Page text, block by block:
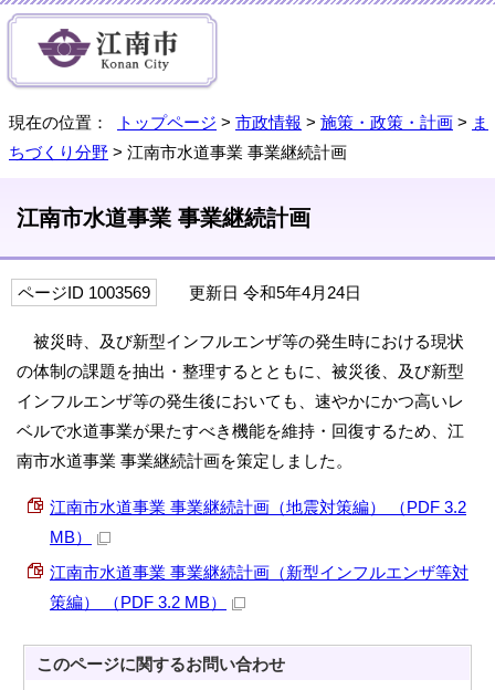
現在の位置： トップページ > 市政情報 > 施策・政策・計画 > ま
ちづくり分野 > 江南市水道事業 事業継続計画
江南市水道事業 事業継続計画
ページID 1003569 更新日 令和5年4月24日
被災時、及び新型インフルエンザ等の発生時における現状
の体制の課題を抽出・整理するとともに、被災後、及び新型
インフルエンザ等の発生後においても、速やかにかつ高いレ
ベルで水道事業が果たすべき機能を維持・回復するため、江
南市水道事業 事業継続計画を策定しました。
江南市水道事業 事業継続計画（地震対策編） （PDF 3.2
MB）
江南市水道事業 事業継続計画（新型インフルエンザ等対
策編） （PDF 3.2 MB）
このページに関するお問い合わせ